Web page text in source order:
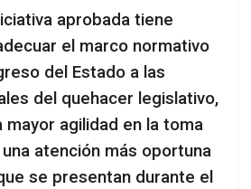
aprobada tiene
el marco normativo
del Estado a las
del quehacer legislativo,
mayor agilidad en la toma
atención más oportuna
se presentan durante el